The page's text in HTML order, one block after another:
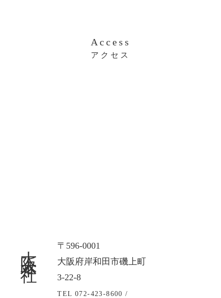
Access
アクセス
大阪本社
〒596-0001
大阪府岸和田市磯上町
3-22-8
TEL 072-423-8600 /